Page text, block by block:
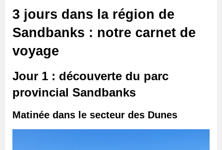
3 jours dans la région de
Sandbanks : notre carnet de
voyage
Jour 1 : découverte du parc
provincial Sandbanks
Matinée dans le secteur des Dunes